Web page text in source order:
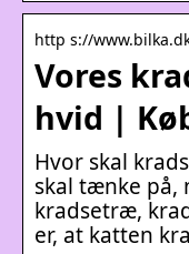
http s://
Vores
hvid |
Hvor skal
skal tænke på,
kradsetræ,
er, at katten